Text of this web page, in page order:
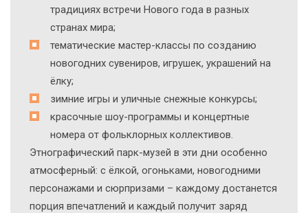
традициях встречи Нового года в разных
странах мира;
тематические мастер-классы по созданию
новогодних сувениров, игрушек, украшений на
ёлку;
зимние игры и уличные снежные конкурсы;
красочные шоу-программы и концертные
номера от фольклорных коллективов.
Этнографический парк-музей в эти дни особенно
атмосферный: с ёлкой, огоньками, новогодними
персонажами и сюрпризами – каждому достанется
порция впечатлений и каждый получит заряд